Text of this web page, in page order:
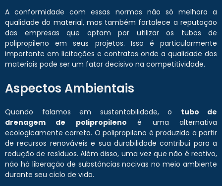
A conformidade com essas normas não só melhora a
qualidade do material, mas também fortalece a reputação
das empresas que optam por utilizar os tubos de
polipropileno em seus projetos. Isso é particularmente
importante em licitações e contratos onde a qualidade dos
materiais pode ser um fator decisivo na competitividade.
Aspectos Ambientais
Quando falamos em sustentabilidade, o tubo de
drenagem de polipropileno é uma alternativa
ecologicamente correta. O polipropileno é produzido a partir
de recursos renováveis e sua durabilidade contribui para a
redução de resíduos. Além disso, uma vez que não é reativo,
não há liberação de substâncias nocivas no meio ambiente
durante seu ciclo de vida.